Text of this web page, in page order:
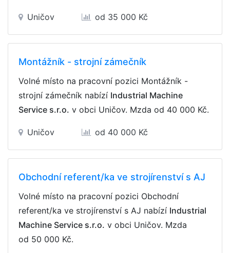
Uničov od 35 000 Kč
Montážník - strojní zámečník
Volné místo na pracovní pozici Montážník -
strojní zámečník nabízí Industrial Machine
Service s.r.o. v obci Uničov. Mzda od 40 000 Kč.
Uničov od 40 000 Kč
Obchodní referent/ka ve strojírenství s AJ
Volné místo na pracovní pozici Obchodní
referent/ka ve strojírenství s AJ nabízí Industrial
Machine Service s.r.o. v obci Uničov. Mzda
od 50 000 Kč.